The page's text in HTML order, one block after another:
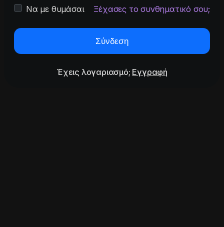
Να με θυμάσαι Ξέχασες το συνθηματικό σου;
Σύνδεση
Έχεις λογαριασμό; Εγγραφή